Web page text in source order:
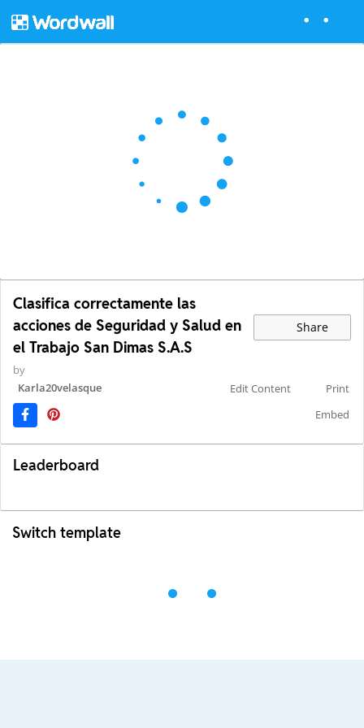
Clasifica correctamente las
acciones de Seguridad y Salud en
el Trabajo San Dimas S.A.S
Share
by
Karla20velasque
Edit Content
Print
Embed
Leaderboard
Switch template